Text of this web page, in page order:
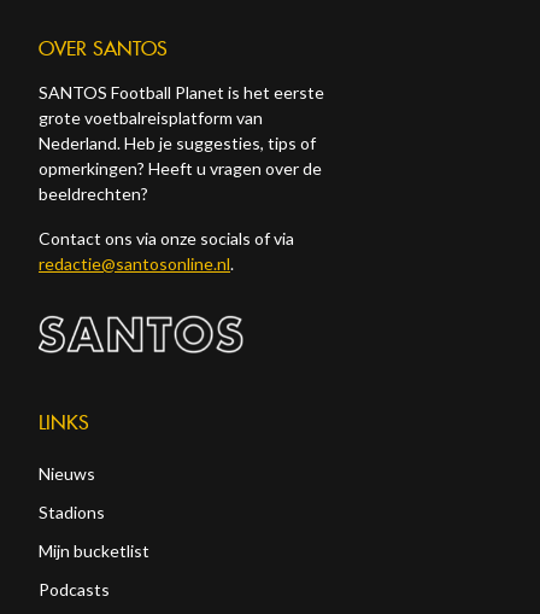
OVER SANTOS
SANTOS Football Planet is het eerste
grote voetbalreisplatform van
Nederland. Heb je suggesties, tips of
opmerkingen? Heeft u vragen over de
beeldrechten?
Contact ons via onze socials of via
redactie@santosonline.nl.
LINKS
Nieuws
Stadions
Mijn bucketlist
Podcasts